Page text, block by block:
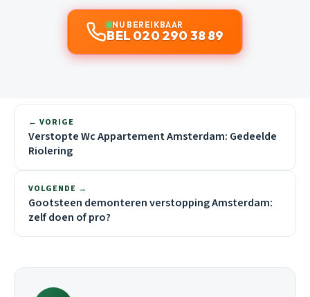
NU BEREIKBAAR
BEL 020 290 38 89
← VORIGE
Verstopte Wc Appartement Amsterdam: Gedeelde
Riolering
VOLGENDE →
Gootsteen demonteren verstopping Amsterdam:
zelf doen of pro?